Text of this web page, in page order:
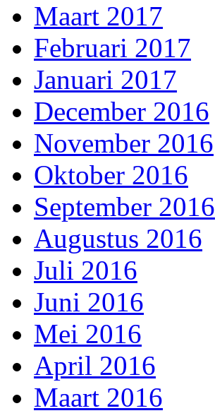
Maart 2017
Februari 2017
Januari 2017
December 2016
November 2016
Oktober 2016
September 2016
Augustus 2016
Juli 2016
Juni 2016
Mei 2016
April 2016
Maart 2016